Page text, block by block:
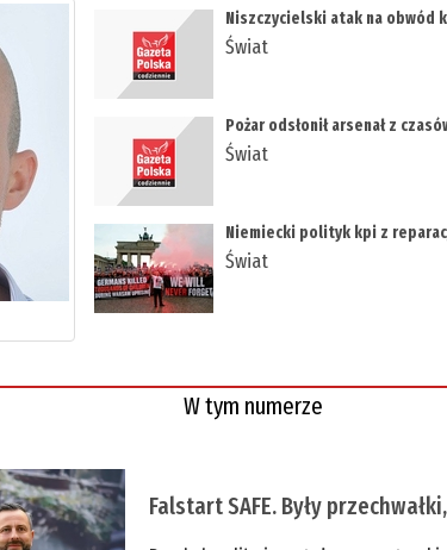
Niszczycielski atak na obwód
Świat
Pożar odsłonił arsenał z
Świat
Niemiecki polityk kpi z
Świat
W tym numerze
Falstart SAFE. Były